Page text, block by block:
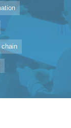
chain